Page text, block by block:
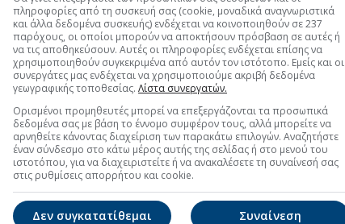
FOLLOW US
Ακολουθήστε τη σελίδα τουEuro2day.grστοLinkedin
στο Χρηματιστήριο
Center, το σενάριο για 1 GW
επενδύσεων 3,7 δισ. και 11
πληροφορίες από τη συσκευή σας (cookie, μοναδικά αναγνωριστικά
και άλλα δεδομένα συσκευής) ενδέχεται να κοινοποιηθούν σε 237
παρόχους, οι οποίοι μπορούν να αποκτήσουν πρόσβαση σε αυτές ή
να τις αποθηκεύσουν. Αυτές οι πληροφορίες ενδέχεται επίσης να
χρησιμοποιηθούν συγκεκριμένα από αυτόν τον ιστότοπο. Εμείς και οι
συνεργάτες μας ενδέχεται να χρησιμοποιούμε ακριβή δεδομένα
γεωγραφικής τοποθεσίας. Λίστα συνεργατών.
Ορισμένοι προμηθευτές μπορεί να επεξεργάζονται τα προσωπικά
δεδομένα σας με βάση το έννομο συμφέρον τους, αλλά μπορείτε να
αρνηθείτε κάνοντας διαχείριση των παρακάτω επιλογών. Αναζητήστε
έναν σύνδεσμο στο κάτω μέρος αυτής της σελίδας ή στο μενού του
ιστοτόπου, για να διαχειριστείτε ή να ανακαλέσετε τη συναίνεσή σας
στις ρυθμίσεις απορρήτου και cookie.
Συναίνεση
Δεν συγκατατίθεμαι